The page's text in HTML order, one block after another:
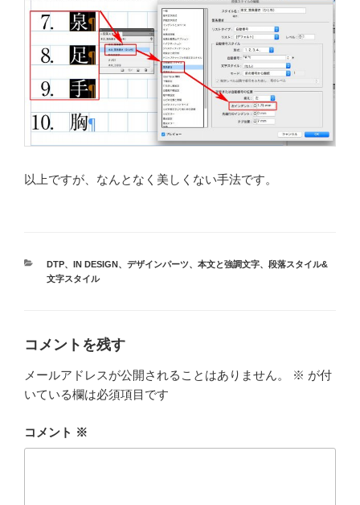
以上ですが、なんとなく美しくない手法です。
カ
テ
DTP、 IN DESIGN、 デザインパーツ、 本文と強調文字、 段落スタイル&
文字スタイル
コメントを残す
メールアドレスが公開されることはありません。 ※ が付
いている欄は必須項目です
コメント ※